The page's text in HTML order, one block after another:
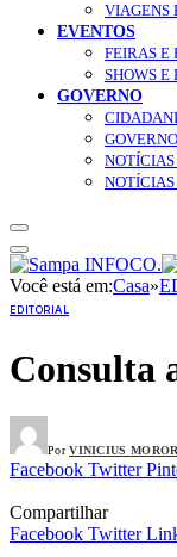
VIAGENS
EVENTOS
FEIRAS E
SHOWS E
GOVERNO
NOTÍCIAS
Você está em:Casa»
EDITORIAL
Consulta
Por VINICIUS
Facebook Twitter
Compartilhar
Facebook Twitter